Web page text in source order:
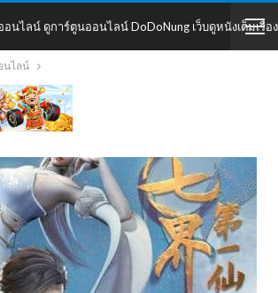
นไลน์ ดูการ์ตูนออนไลน์ DoDoNung เว็บดูหนังเต็มเรื่อง
นไลน์